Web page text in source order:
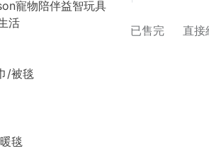
寵物陪伴益智玩具
活
/被毯
毯
直接